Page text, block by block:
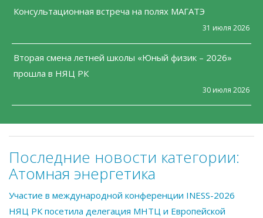
Консультационная встреча на полях МАГАТЭ
31 июля 2026
Вторая смена летней школы «Юный физик – 2026»
прошла в НЯЦ РК
30 июля 2026
Последние новости категории:
Атомная энергетика
Участие в международной конференции INESS-2026
НЯЦ РК посетила делегация МНТЦ и Европейской